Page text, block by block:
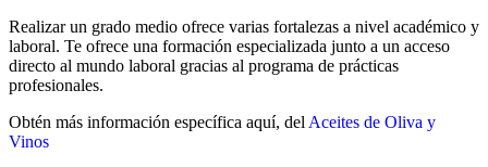
Realizar un grado medio ofrece varias fortalezas a nivel académico y
laboral. Te ofrece una formación especializada junto a un acceso
directo al mundo laboral gracias al programa de prácticas
profesionales.
Obtén más información específica aquí, del Aceites de Oliva y
Vinos